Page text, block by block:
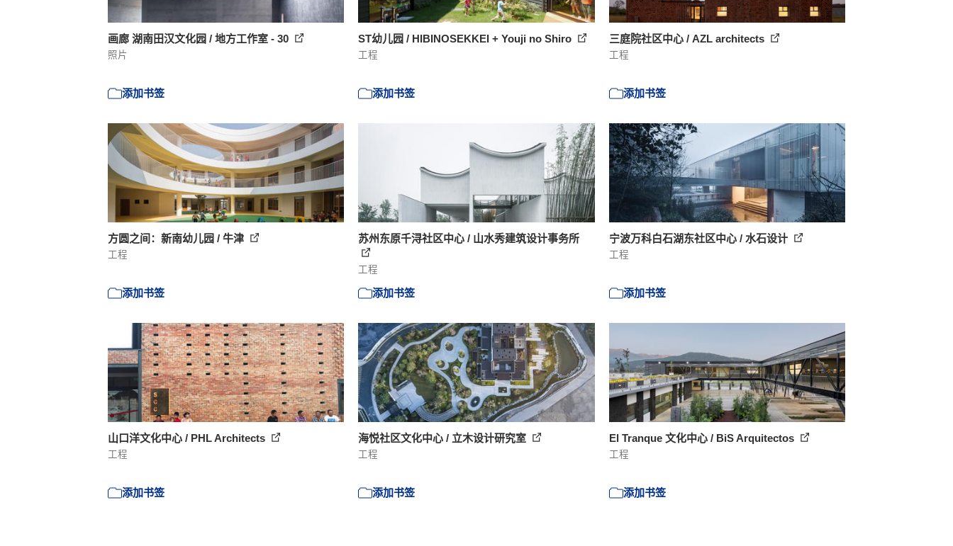
画廊 湖南田汉文化园 / 地方工作室 - 30
照片
添加书签
ST幼儿园 / HIBINOSEKKEI + Youji no Shiro
工程
添加书签
三庭院社区中心 / AZL architects
工程
添加书签
方圆之间：新南幼儿园 / 牛津
工程
添加书签
苏州东原千浔社区中心 / 山水秀建筑设计事务所
工程
添加书签
宁波万科白石湖东社区中心 / 水石设计
工程
添加书签
山口洋文化中心 / PHL Architects
工程
添加书签
海悦社区文化中心 / 立木设计研究室
工程
添加书签
El Tranque 文化中心 / BiS Arquitectos
工程
添加书签